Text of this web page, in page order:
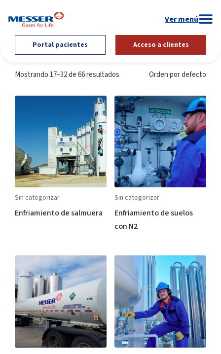
Portal pacientes Acceso a clientes
Mostrando 17–32 de 66 resultados Orden por defecto
Sin categorizar
Enfriamiento de salmuera
Sin categorizar
Enfriamiento de suelos
con N2